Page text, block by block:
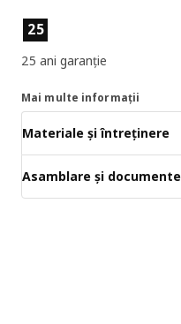
Caracteristicile produselor
25
25 ani garanție
Mai multe informații
Materiale și întreținere
Asamblare și documente